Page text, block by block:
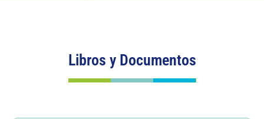
Libros y Documentos